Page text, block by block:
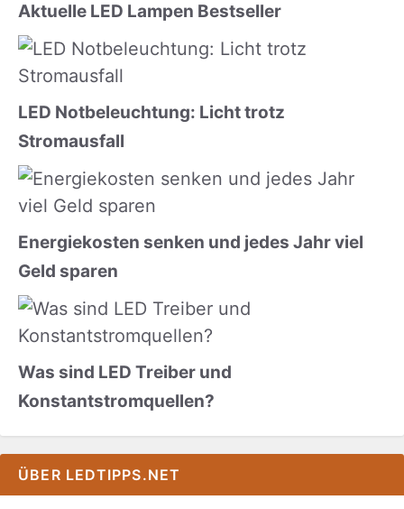
Aktuelle LED Lampen Bestseller
LED Notbeleuchtung: Licht trotz
Stromausfall
Energiekosten senken und jedes Jahr viel
Geld sparen
Was sind LED Treiber und
Konstantstromquellen?
ÜBER LEDTIPPS.NET